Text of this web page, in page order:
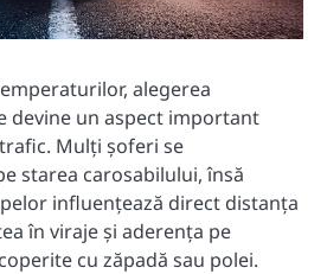
alegerea
devine un aspect important
Mulți șoferi se
starea carosabilului, însă
influențează direct distanța
în viraje și aderența pe
cu zăpadă sau polei.